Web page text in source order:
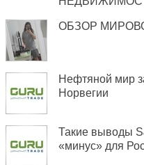
ОБЗОР
Нефтяной мир
Норвегии
Такие выводы
«минус» для